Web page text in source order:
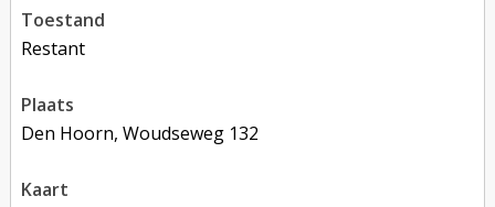
toestand
restant
plaats
Den Hoorn, Woudseweg 132
kaart